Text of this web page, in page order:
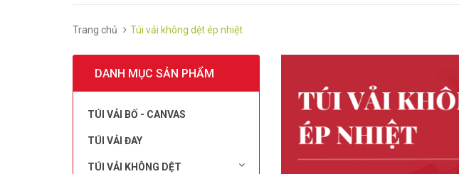
Trang chủ Túi vải không dệt ép nhiệt
DANH MỤC SẢN PHẨM
TÚI VẢI BỐ - CANVAS
TÚI VẢI ĐAY
TÚI VẢI KHÔNG DỆT